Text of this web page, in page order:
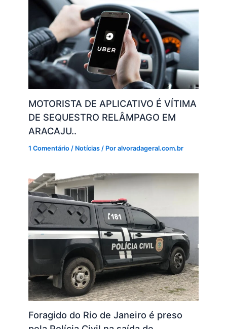
MOTORISTA DE APLICATIVO É VÍTIMA
DE SEQUESTRO RELÂMPAGO EM
ARACAJU..
1 Comentário / Notícias / Poralvoradageral.com.br
Foragido do Rio de Janeiro é preso